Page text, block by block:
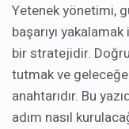
Yetenek yönetimi,
başarıyı
bir stratejidir.
tutmak ve
anahtarıdır. Bu
adım nasıl